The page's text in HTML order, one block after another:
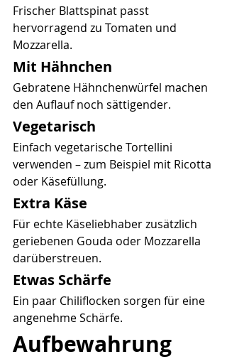
Frischer Blattspinat passt
hervorragend zu Tomaten und
Mozzarella.
Mit Hähnchen
Gebratene Hähnchenwürfel machen
den Auflauf noch sättigender.
Vegetarisch
Einfach vegetarische Tortellini
verwenden – zum Beispiel mit Ricotta
oder Käsefüllung.
Extra Käse
Für echte Käseliebhaber zusätzlich
geriebenen Gouda oder Mozzarella
darüberstreuen.
Etwas Schärfe
Ein paar Chiliflocken sorgen für eine
angenehme Schärfe.
Aufbewahrung